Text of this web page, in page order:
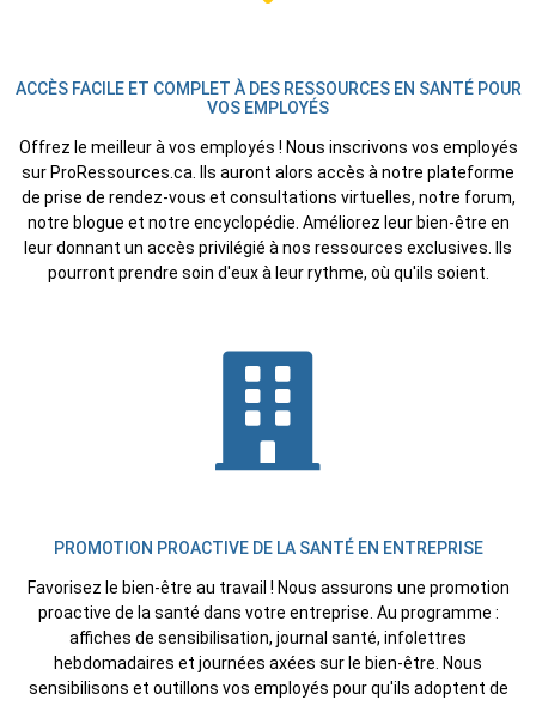
ACCÈS FACILE ET COMPLET À DES RESSOURCES EN SANTÉ POUR
VOS EMPLOYÉS
Offrez le meilleur à vos employés ! Nous inscrivons vos employés
sur ProRessources.ca. Ils auront alors accès à notre plateforme
de prise de rendez-vous et consultations virtuelles, notre forum,
notre blogue et notre encyclopédie. Améliorez leur bien-être en
leur donnant un accès privilégié à nos ressources exclusives. Ils
pourront prendre soin d'eux à leur rythme, où qu'ils soient.
PROMOTION PROACTIVE DE LA SANTÉ EN ENTREPRISE
Favorisez le bien-être au travail ! Nous assurons une promotion
proactive de la santé dans votre entreprise. Au programme :
affiches de sensibilisation, journal santé, infolettres
hebdomadaires et journées axées sur le bien-être. Nous
sensibilisons et outillons vos employés pour qu'ils adoptent de